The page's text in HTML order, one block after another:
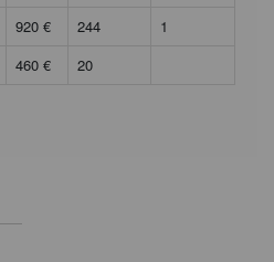
920 € 244
1
460 € 20